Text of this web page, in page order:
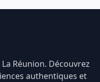
Réunion. Découvrez
authentiques et